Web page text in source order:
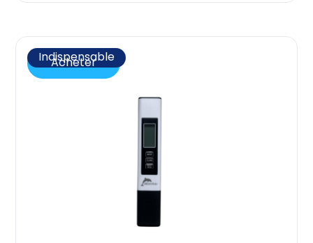
Acheter
Indispensable